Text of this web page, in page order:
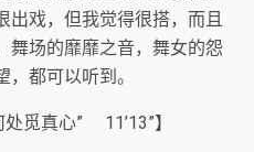
出戏，但我觉得很搭，而且
舞场的靡靡之音，舞女的怨
都可以听到。
处觅真心” 11’13”】